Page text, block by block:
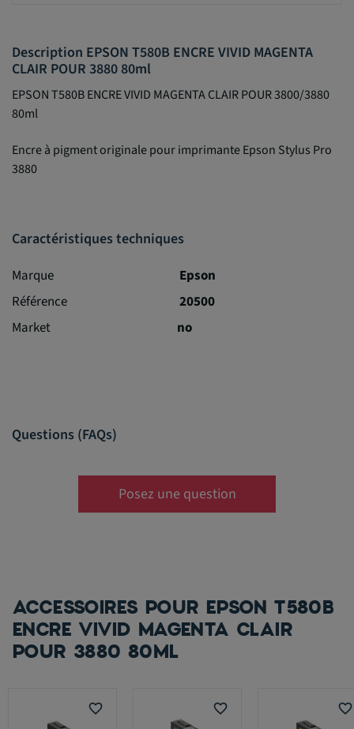
Description EPSON T580B ENCRE VIVID MAGENTA
CLAIR POUR 3880 80ml
EPSON T580B ENCRE VIVID MAGENTA CLAIR POUR 3800/3880
80ml
Encre à pigment originale pour imprimante Epson Stylus Pro
3880
Caractéristiques techniques
Marque
Epson
Référence
20500
Market
no
Questions (FAQs)
Posez une question
ACCESSOIRES POUR EPSON T580B
ENCRE VIVID MAGENTA CLAIR
POUR 3880 80ML
favorite_border favorite_border favorite_border